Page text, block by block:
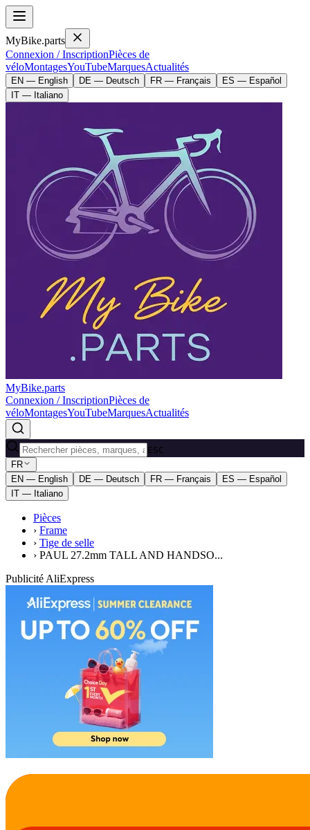
MyBike.parts
Connexion / InscriptionPièces de
véloMontagesYouTubeMarquesActualités
EN — English DE — Deutsch FR — Français
ES — Español
IT — Italiano
MyBike.parts
Connexion / InscriptionPièces de
véloMontagesYouTubeMarquesActualités
ESC
FR
EN — English
DE — Deutsch FR — Français
ES — Español
IT — Italiano
Pièces
› Frame
› Tige de selle
› PAUL 27.2mm TALL AND HANDSO...
Publicité AliExpress